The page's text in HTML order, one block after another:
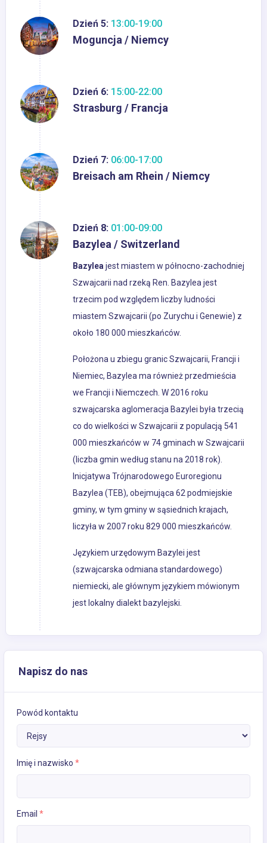
Dzień 5: 13:00-19:00
Moguncja / Niemcy
Dzień 6: 15:00-22:00
Strasburg / Francja
Dzień 7: 06:00-17:00
Breisach am Rhein / Niemcy
Dzień 8: 01:00-09:00
Bazylea / Switzerland
Bazyleajest miastem w północno-zachodniej
Szwajcarii nad rzeką Ren. Bazylea jest
trzecim pod względem liczby ludności
miastem Szwajcarii (po Zurychu i Genewie) z
około 180 000 mieszkańców.
Położona u zbiegu granic Szwajcarii, Francji i
Niemiec, Bazylea ma również przedmieścia
we Francji i Niemczech. W 2016 roku
szwajcarska aglomeracja Bazylei była trzecią
co do wielkości w Szwajcarii z populacją 541
000 mieszkańców w 74 gminach w Szwajcarii
(liczba gmin według stanu na 2018 rok).
Inicjatywa Trójnarodowego Euroregionu
Bazylea (TEB), obejmująca 62 podmiejskie
gminy, w tym gminy w sąsiednich krajach,
liczyła w 2007 roku 829 000 mieszkańców.
Językiem urzędowym Bazylei jest
(szwajcarska odmiana standardowego)
niemiecki, ale głównym językiem mówionym
jest lokalny dialekt bazylejski.
Napisz do nas
Powód kontaktu
Imię i nazwisko *
Email *